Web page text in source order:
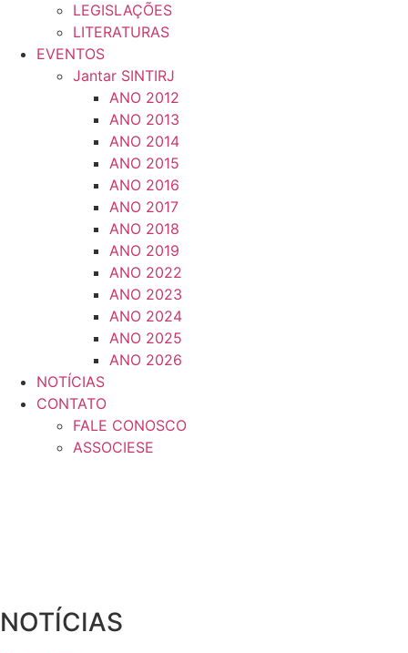
LEGISLAÇÕES
LITERATURAS
EVENTOS
Jantar SINTIRJ
ANO 2012
ANO 2013
ANO 2014
ANO 2015
ANO 2016
ANO 2017
ANO 2018
ANO 2019
ANO 2022
ANO 2023
ANO 2024
ANO 2025
ANO 2026
NOTÍCIAS
CONTATO
FALE CONOSCO
ASSOCIESE
NOTÍCIAS